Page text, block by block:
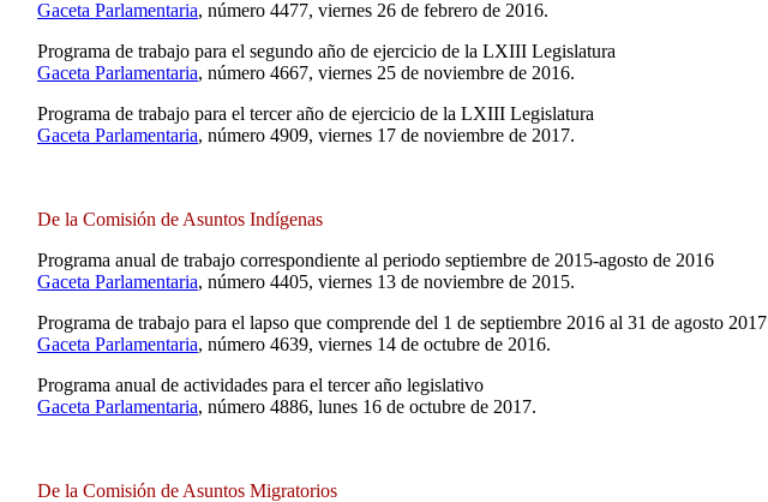
Gaceta Parlamentaria, número 4477, viernes 26 de febrero de 2016.
Programa de trabajo para el segundo año de ejercicio de la LXIII Legislatura
Gaceta Parlamentaria, número 4667, viernes 25 de noviembre de 2016.
Programa de trabajo para el tercer año de ejercicio de la LXIII Legislatura
Gaceta Parlamentaria, número 4909, viernes 17 de noviembre de 2017.
De la Comisión de Asuntos Indígenas
Programa anual de trabajo correspondiente al periodo septiembre de 2015-agosto de 2016
Gaceta Parlamentaria, número 4405, viernes 13 de noviembre de 2015.
Programa de trabajo para el lapso que comprende del 1 de septiembre 2016 al 31 de agosto 2017
Gaceta Parlamentaria, número 4639, viernes 14 de octubre de 2016.
Programa anual de actividades para el tercer año legislativo
Gaceta Parlamentaria, número 4886, lunes 16 de octubre de 2017.
De la Comisión de Asuntos Migratorios